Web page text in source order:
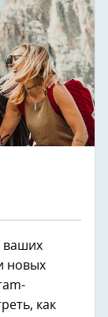
ваших
новых
как